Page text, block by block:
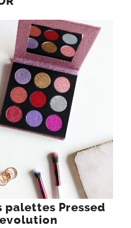
palettes Pressed